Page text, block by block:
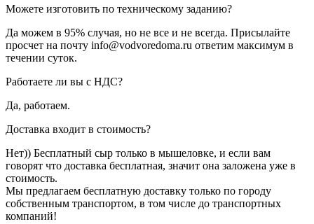
Можете изготовить по техническому заданию?
Да можем в 95% случая, но не все и не всегда. Присылайте
просчет на почту info@vodvoredoma.ru ответим максимум в
течении суток.
Работаете ли вы с НДС?
Да, работаем.
Доставка входит в стоимость?
Нет)) Бесплатный сыр только в мышеловке, и если вам
говорят что доставка бесплатная, значит она заложена уже в
стоимость.
Мы предлагаем бесплатную доставку только по городу
собственным транспортом, в том числе до транспортных
компаний!